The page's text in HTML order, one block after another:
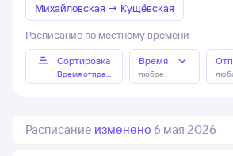
Михайловская → Кущёвская
Расписание по местному времени
Сортировка
Время отправления
Время
любое
Расписание изменено 6 мая 2026